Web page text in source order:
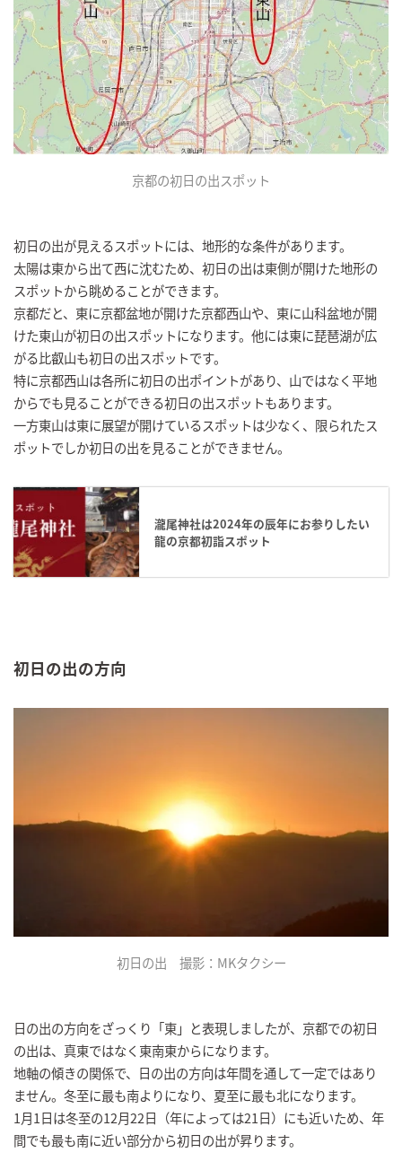
京都の初日の出スポット
初日の出が見えるスポットには、地形的な条件があります。
太陽は東から出て西に沈むため、初日の出は東側が開けた地形の
スポットから眺めることができます。
京都だと、東に京都盆地が開けた京都西山や、東に山科盆地が開
けた東山が初日の出スポットになります。他には東に琵琶湖が広
がる比叡山も初日の出スポットです。
特に京都西山は各所に初日の出ポイントがあり、山ではなく平地
からでも見ることができる初日の出スポットもあります。
一方東山は東に展望が開けているスポットは少なく、限られたス
ポットでしか初日の出を見ることができません。
瀧尾神社は2024年の辰年にお参りしたい
龍の京都初詣スポット
初日の出の方向
初日の出 撮影：MKタクシー
日の出の方向をざっくり「東」と表現しましたが、京都での初日
の出は、真東ではなく東南東からになります。
地軸の傾きの関係で、日の出の方向は年間を通して一定ではあり
ません。冬至に最も南よりになり、夏至に最も北になります。
1月1日は冬至の12月22日（年によっては21日）にも近いため、年
間でも最も南に近い部分から初日の出が昇ります。